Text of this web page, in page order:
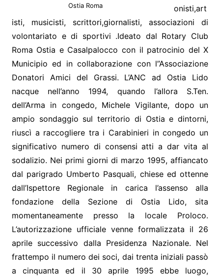
Ostia Roma
onisti,art
isti, musicisti, scrittori,giornalisti, associazioni di
volontariato e di sportivi .Ideato dal Rotary Club
Roma Ostia e Casalpalocco con il patrocinio del X
Municipio ed in collaborazione con l”Associazione
Donatori Amici del Grassi. L’ANC ad Ostia Lido
nacque nell’anno 1994, quando l’allora S.Ten.
dell’Arma in congedo, Michele Vigilante, dopo un
ampio sondaggio sul territorio di Ostia e dintorni,
riuscì a raccogliere tra i Carabinieri in congedo un
significativo numero di consensi atti a dar vita al
sodalizio. Nei primi giorni di marzo 1995, affiancato
dal parigrado Umberto Pasquali, chiese ed ottenne
dall’Ispettore Regionale in carica l’assenso alla
fondazione della Sezione di Ostia Lido, sita
momentaneamente presso la locale Proloco.
L’autorizzazione ufficiale venne formalizzata il 26
aprile successivo dalla Presidenza Nazionale. Nel
frattempo il numero dei soci, dai trenta iniziali passò
a cinquanta ed il 30 aprile 1995 ebbe luogo,